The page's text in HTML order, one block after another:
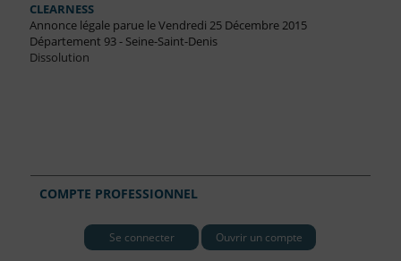
CLEARNESS
Annonce légale parue le Vendredi 25 Décembre 2015
Département 93 - Seine-Saint-Denis
Dissolution
COMPTE PROFESSIONNEL
Se connecter Ouvrir un compte